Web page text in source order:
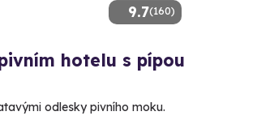
9.7(160)
hotelu s pípou
odlesky pivního moku.